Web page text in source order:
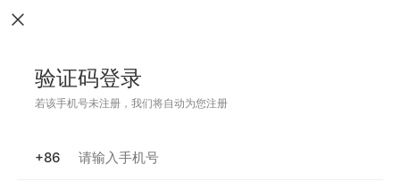
验证码登录
若该手机号未注册，我们将自动为您注册
+86